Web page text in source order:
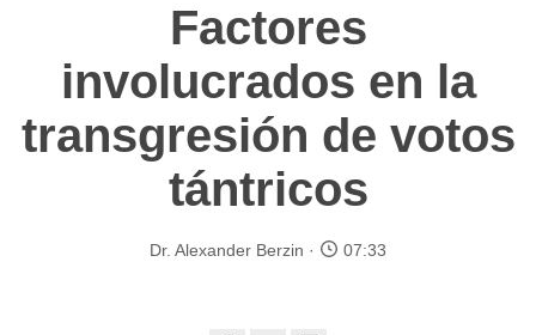
Factores
involucrados en la
transgresión de votos
tántricos
Dr. Alexander Berzin 07:33